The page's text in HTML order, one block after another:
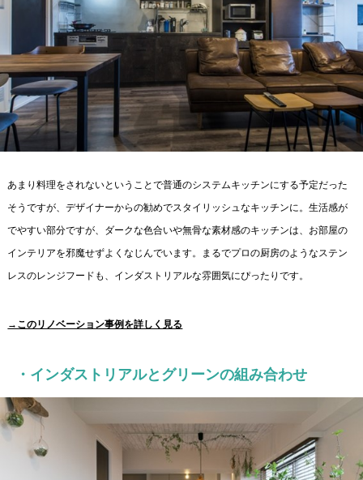
あまり料理をされないということで普通のシステムキッチンにする予定だった
そうですが、デザイナーからの勧めでスタイリッシュなキッチンに。生活感が
でやすい部分ですが、ダークな色合いや無骨な素材感のキッチンは、お部屋の
インテリアを邪魔せずよくなじんでいます。まるでプロの厨房のようなステン
レスのレンジフードも、インダストリアルな雰囲気にぴったりです。
→このリノベーション事例を詳しく見る
・インダストリアルとグリーンの組み合わせ